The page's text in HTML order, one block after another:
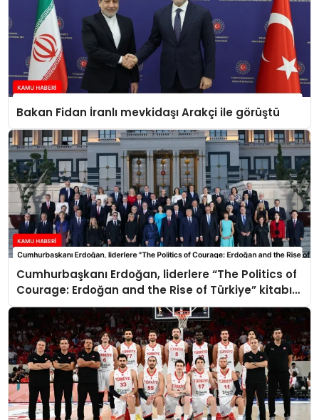
Bakan Fidan İranlı mevkidaşı Arakçi ile görüştü
Cumhurbaşkanı Erdoğan, liderlere “The Politics of
Courage: Erdoğan and the Rise of Türkiye” kitabını
takdim etti